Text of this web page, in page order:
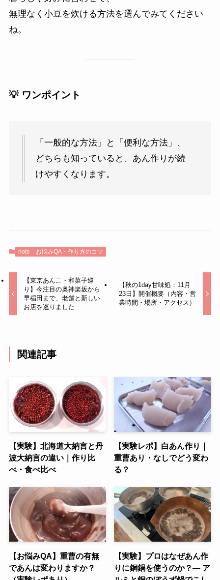
無理なく小豆を炊ける方法を選んでみてください
ね。
💡 ワンポイント
「一般的な方法」と「便利な方法」、
どちらも知っていると、あん作りが続
けやすくなります。
note お悩みQA・作り方のコツ
【東京あんこ・和菓子巡
り】今注目の奥神楽坂から
早稲田まで、老舗と新しい
お店を巡りました
【秋の1day甘味処：11月
23日】開催概要（内容・営
業時間・場所・アクセス）
関連記事
【実験】北海道大納言と丹
波大納言の違い｜作り比
べ・食べ比べ
【実験レポ】白あん作り｜
重曹あり・なしでどう変わ
る？
【お悩みQA】重曹の有無
であんは変わりますか？
【実験】プロはなぜあん作
りに銅鍋を使うのか？― ア